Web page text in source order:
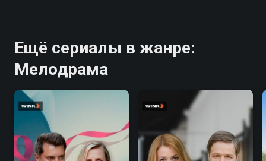
Ещё сериалы в жанре:
Мелодрама